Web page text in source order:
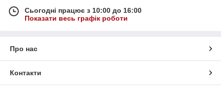
Сьогодні працює з 10:00 до 16:00
Показати весь графік роботи
Про нас
Контакти